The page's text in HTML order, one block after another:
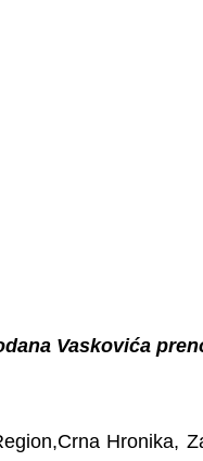
Vaskovića
Hronika,